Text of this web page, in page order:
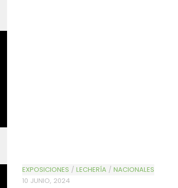
EXPOSICIONES / LECHERÍA / NACIONALES
10 JUNIO, 2024